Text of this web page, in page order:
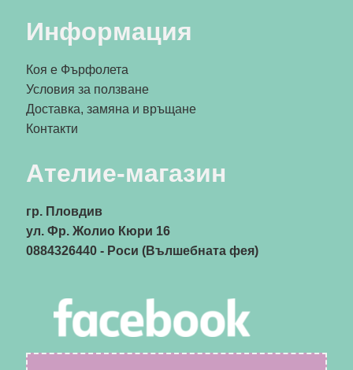
Информация
Коя е Фърфолета
Условия за ползване
Доставка, замяна и връщане
Контакти
Ателие-магазин
гр. Пловдив
ул. Фр. Жолио Кюри 16
0884326440- Роси (Вълшебната фея)